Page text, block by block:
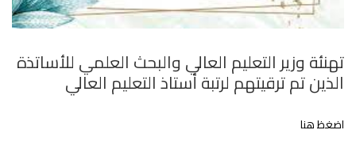
تهنئة وزير التعليم العالي والبحث العلمي للأساتذة
الذين تم ترقيتهم لرتبة أستاذ التعليم العالي
اضغظ هنا